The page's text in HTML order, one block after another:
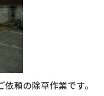
頼の除草作業です。